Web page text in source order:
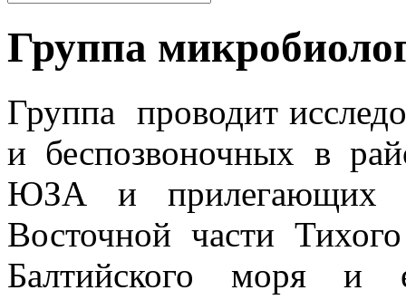
Группа
Группа проводит
и беспозвоночных в
ЮЗА и прилегающих
Восточной части
Балтийского моря и